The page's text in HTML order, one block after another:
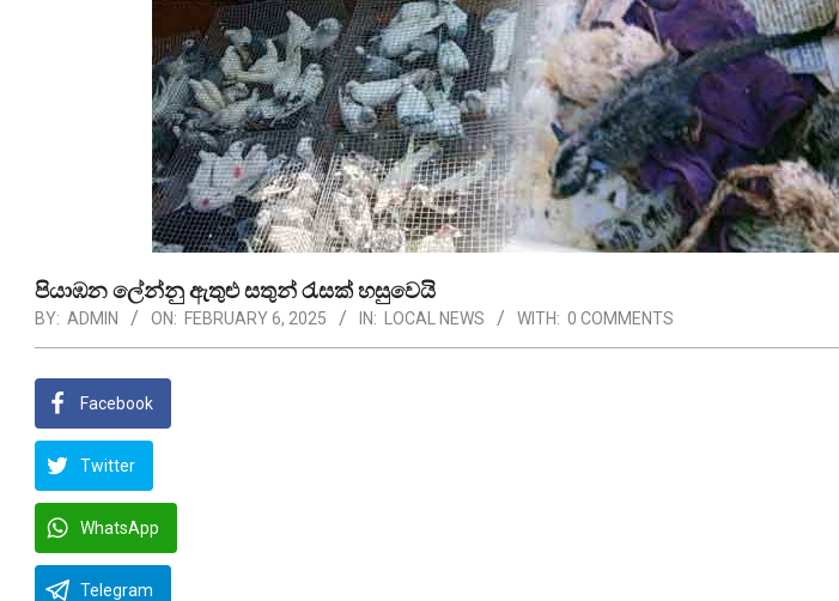
පියාඹන ලේන්නු ඇතුළු සතුන් රැසක් හසුවෙයි
BY: ADMIN ON: FEBRUARY 6, 2025 IN: LOCAL NEWS WITH: 0 COMMENTS
Facebook
Twitter
WhatsApp
Telegram